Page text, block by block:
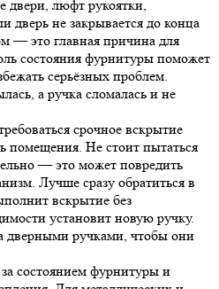
двери, люфт рукоятки,
дверь не закрывается до конца
— это главная причина для
состояния фурнитуры поможет
серьёзных проблем.
а ручка сломалась и не
срочное вскрытие
помещения. Не стоит пытаться
— это может повредить
Лучше сразу обратиться в
вскрытие без
установит новую ручку.
дверными ручками, чтобы они
состоянием фурнитуры и